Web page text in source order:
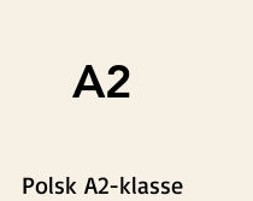
A2
Polsk A2-klasse